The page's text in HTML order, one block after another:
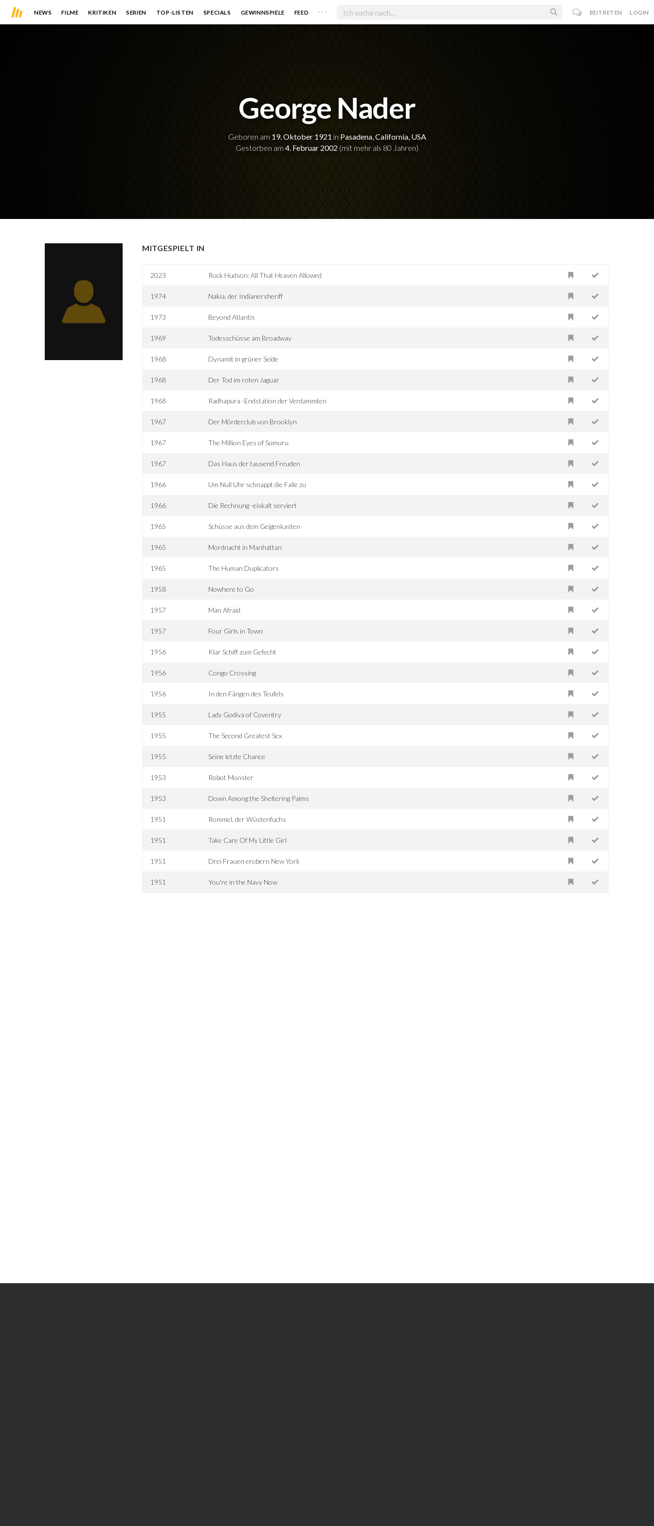
NEWS FILME KRITIKEN SERIEN TOP-LISTEN SPECIALS GEWINNSPIELE FEED . . . BEITRETEN LOGIN
George Nader
Geboren am 19. Oktober 1921 in Pasadena, California, USA
Gestorben am 4. Februar 2002 (mit mehr als 80 Jahren)
MITGESPIELT IN
2023 Rock Hudson: All That Heaven Allowed
1974 Nakia, der Indianersheriff
1973 Beyond Atlantis
1969 Todesschüsse am Broadway
1968 Dynamit in grüner Seide
1968 Der Tod im roten Jaguar
1968 Radhapura -Endstation der Verdammten
1967 Der Mörderclub von Brooklyn
1967 The Million Eyes of Sumuru
1967 Das Haus der tausend Freuden
1966 Um Null Uhr schnappt die Falle zu
1966 Die Rechnung -eiskalt serviert
1965 Schüsse aus dem Geigenkasten
1965 Mordnacht in Manhattan
1965 The Human Duplicators
1958 Nowhere to Go
1957 Man Afraid
1957 Four Girls in Town
1956 Klar Schiff zum Gefecht
1956 Congo Crossing
1956 In den Fängen des Teufels
1955 Lady Godiva of Coventry
1955 The Second Greatest Sex
1955 Seine letzte Chance
1953 Robot Monster
1953 Down Among the Sheltering Palms
1951 Rommel, der Wüstenfuchs
1951 Take Care Of My Little Girl
1951 Drei Frauen erobern New York
1951 You're in the Navy Now